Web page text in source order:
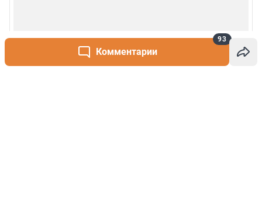
Комментарии
93